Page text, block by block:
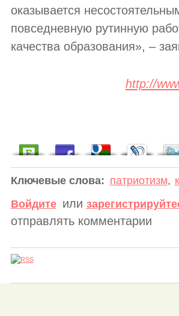
оказывается
повседневную рутинную
качества образования», –
http://
Ключевые слова: патриотизм,
Войдите или
отправлять комментарии